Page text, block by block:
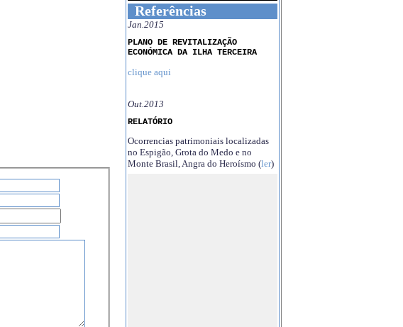
Referências
Jan.2015
PLANO DE REVITALIZAÇÃO
ECONÓMICA DA ILHA TERCEIRA
clique aqui
Out.2013
RELATÓRIO
Ocorrencias patrimoniais localizadas
no Espigão, Grota do Medo e no
Monte Brasil, Angra do Heroísmo (ler)